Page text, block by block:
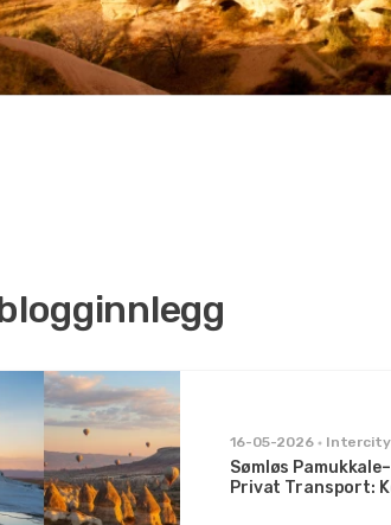
16-05-2026
Sømløs
Privat Transport: